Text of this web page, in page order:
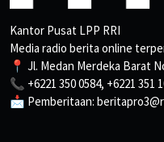
Kantor Pusat LPP RRI
Media radio berita online
📍 Jl. Medan Merdeka Barat
📞 +6221 350 0584, +6221 351
📩 Pemberitaan: